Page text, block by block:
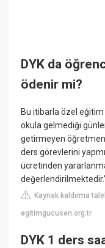
DYK da
ödenir mi?
Bu itibarla özel eğitim
okula gelmediği
getirmeyen
ders görevlerini
ücretinden
Kaynak kaldırma
egitimgucusen.org.tr
DYK 1 ders